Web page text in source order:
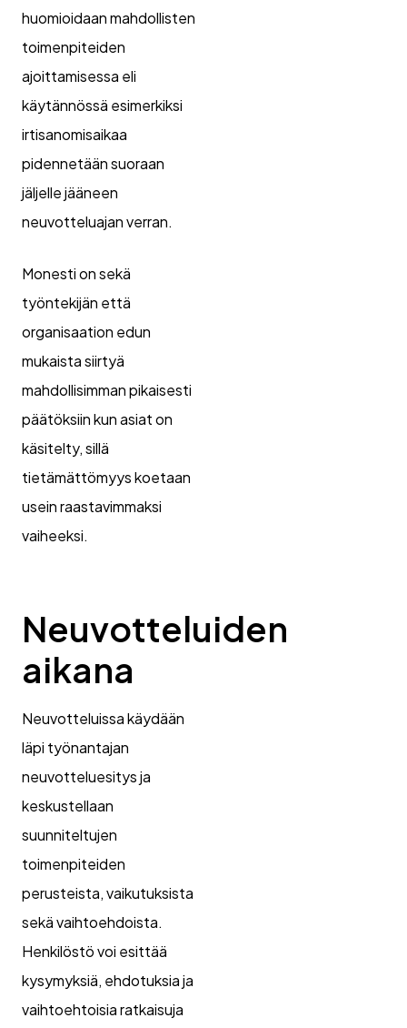
huomioidaan mahdollisten
toimenpiteiden
ajoittamisessa eli
käytännössä esimerkiksi
irtisanomisaikaa
pidennetään suoraan
jäljelle jääneen
neuvotteluajan verran.
Monesti on sekä
työntekijän että
organisaation edun
mukaista siirtyä
mahdollisimman pikaisesti
päätöksiin kun asiat on
käsitelty, sillä
tietämättömyys koetaan
usein raastavimmaksi
vaiheeksi.
Neuvotteluiden
aikana
Neuvotteluissa käydään
läpi työnantajan
neuvotteluesitys ja
keskustellaan
suunniteltujen
toimenpiteiden
perusteista, vaikutuksista
sekä vaihtoehdoista.
Henkilöstö voi esittää
kysymyksiä, ehdotuksia ja
vaihtoehtoisia ratkaisuja